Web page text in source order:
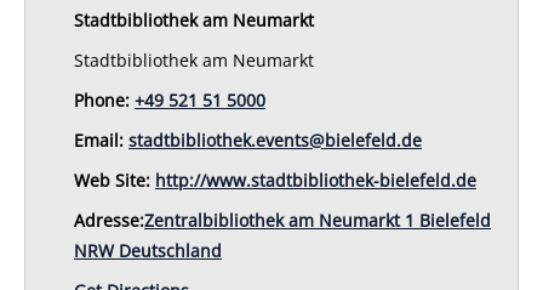
Stadtbibliothek am Neumarkt
Stadtbibliothek am Neumarkt
Phone: +49 521 51 5000
Email: stadtbibliothek.events@bielefeld.de
Web Site: http://www.stadtbibliothek-bielefeld.de
Adresse:Zentralbibliothek am Neumarkt 1 Bielefeld
NRW Deutschland